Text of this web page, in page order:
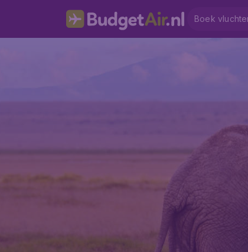
Boek